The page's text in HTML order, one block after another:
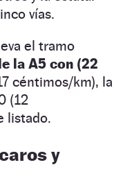
vías.
el tramo
la A5 con (22
céntimos/km), la
(12
listado.
y